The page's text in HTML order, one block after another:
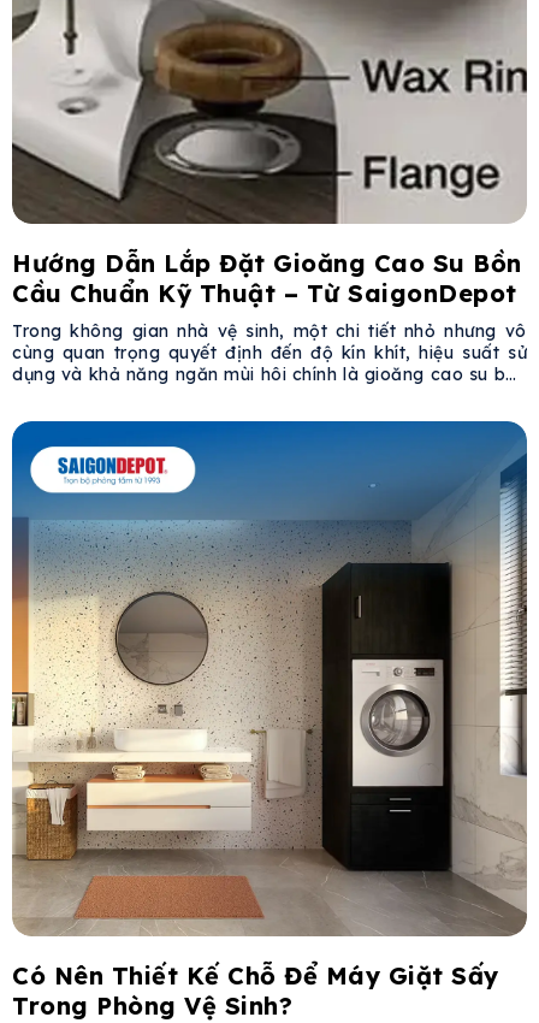
Hướng Dẫn Lắp Đặt Gioăng Cao Su Bồn
Cầu Chuẩn Kỹ Thuật – Từ SaigonDepot
Trong không gian nhà vệ sinh, một chi tiết nhỏ nhưng vô
cùng quan trọng quyết định đến độ kín khít, hiệu suất sử
dụng và khả năng ngăn mùi hôi chính là gioăng cao su bồn
chi tiết cách chọn, lắp đặt và
Có Nên Thiết Kế Chỗ Để Máy Giặt Sấy
Trong Phòng Vệ Sinh?